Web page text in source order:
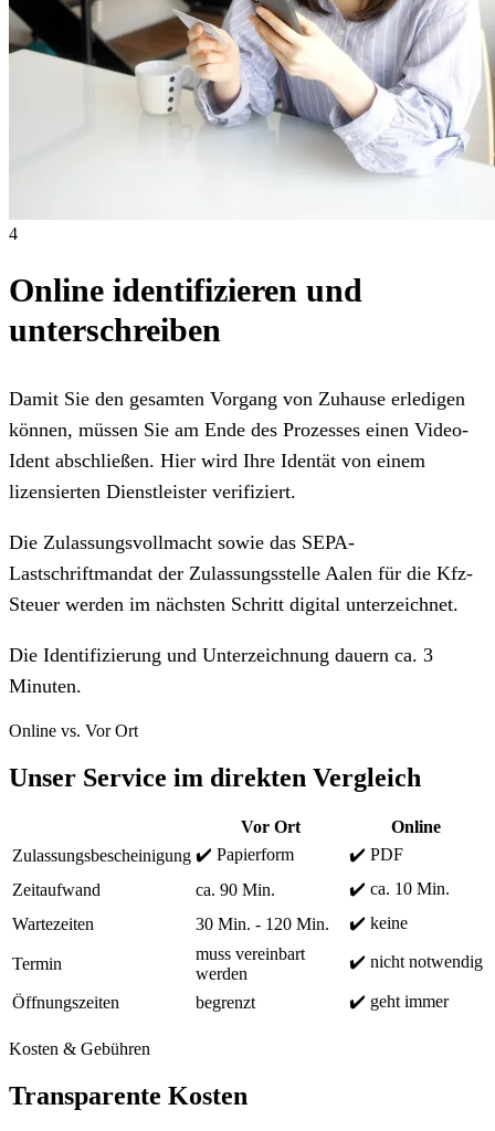
4
Online identifizieren und
unterschreiben
Damit Sie den gesamten Vorgang von Zuhause erledigen
können, müssen Sie am Ende des Prozesses einen Video-
Ident abschließen. Hier wird Ihre Identät von einem
lizensierten Dienstleister verifiziert.
Die Zulassungsvollmacht sowie das SEPA-
Lastschriftmandat der Zulassungsstelle Aalen für die Kfz-
Steuer werden im nächsten Schritt digital unterzeichnet.
Die Identifizierung und Unterzeichnung dauern ca. 3
Minuten.
Online vs. Vor Ort
Unser Service im direkten Vergleich
Vor Ort
Online
Zulassungsbescheinigung ✔️ Papierform
✔️ PDF
Zeitaufwand
ca. 90 Min.
✔️ ca. 10 Min.
Wartezeiten
30 Min. - 120 Min. ✔️ keine
Termin
muss vereinbart
werden
✔️ nicht notwendig
Öffnungszeiten begrenzt ✔️ geht immer
Kosten & Gebühren
Transparente Kosten